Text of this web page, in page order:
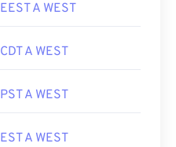
EEST A WEST
CDT A WEST
PST A WEST
EST A WEST